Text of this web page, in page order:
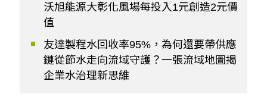
沃旭能源大彰化風場每投入1元創造2元價
值
友達製程水回收率95%，為何還要帶供應
鏈從節水走向流域守護？一張流域地圖揭
企業水治理新思維